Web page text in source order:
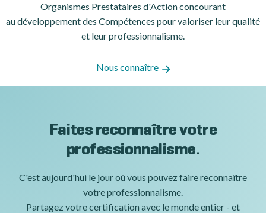
Organismes Prestataires d'Action concourant
au développement des Compétences pour valoriser leur qualité
et leur professionnalisme.
Nous connaître
Faites reconnaître votre
professionnalisme.
C'est aujourd'hui le jour où vous pouvez faire reconnaître
votre professionnalisme.
Partagez votre certification avec le monde entier - et